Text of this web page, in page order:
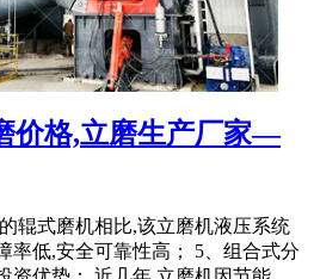
价格,立磨生产厂家—
辊式磨机相比,该立磨机液压系统
率低,安全可靠性高； 5、组合式分